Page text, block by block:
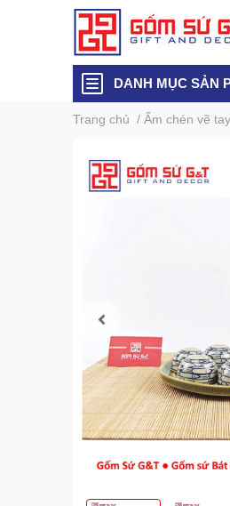
DANH MỤC SẢN
Trang chủ / Ấm chén vẽ tay